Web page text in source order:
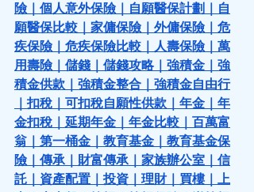
險
個人意外保險 自願醫保計劃
自
願醫保比較
家傭保險 外傭保險
危
疾保險
危疾保險比較 人壽保險
萬
用壽險
儲錢 儲錢攻略｜ 強積金
強
積金供款
強積金整合
強積金自由行
｜扣稅 可扣稅自願性供款 年金
年
金扣稅
延期年金 年金比較
百萬富
翁
第一桶金 教育基金
教育基金保
險
傳承｜ 財富傳承｜ 家族辦公室
信
託
資產配置 投資 理財｜ 買樓｜ 上